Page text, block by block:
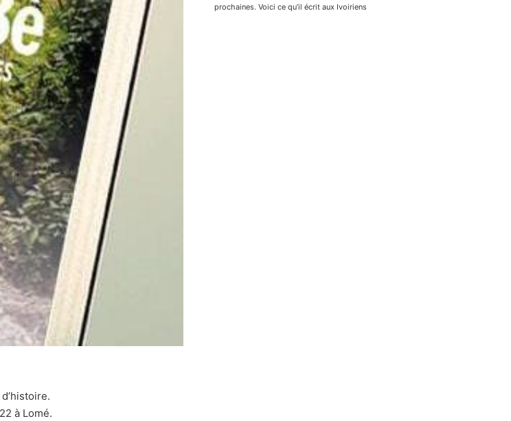
à Lomé.
prochaines. Voici ce qu’il écrit aux Ivoiriens